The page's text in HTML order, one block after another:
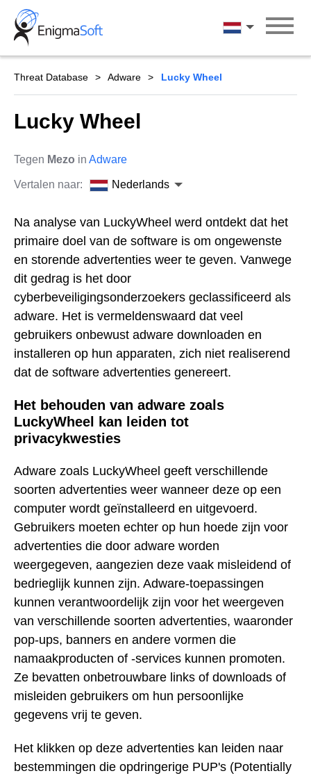
Skip
content
Nederlands
Threat Database Adware Lucky Wheel
Lucky Wheel
Tegen Mezo in Adware
Vertalen naar: Nederlands
Na analyse van LuckyWheel werd ontdekt dat het
primaire doel van de software is om ongewenste
en storende advertenties weer te geven. Vanwege
dit gedrag is het door
cyberbeveiligingsonderzoekers geclassificeerd als
adware. Het is vermeldenswaard dat veel
gebruikers onbewust adware downloaden en
installeren op hun apparaten, zich niet realiserend
dat de software advertenties genereert.
Het behouden van adware zoals
LuckyWheel kan leiden tot
privacykwesties
Adware zoals LuckyWheel geeft verschillende
soorten advertenties weer wanneer deze op een
computer wordt geïnstalleerd en uitgevoerd.
Gebruikers moeten echter op hun hoede zijn voor
advertenties die door adware worden
weergegeven, aangezien deze vaak misleidend of
bedrieglijk kunnen zijn. Adware-toepassingen
kunnen verantwoordelijk zijn voor het weergeven
van verschillende soorten advertenties, waaronder
pop-ups, banners en andere vormen die
namaakproducten of -services kunnen promoten.
Ze bevatten onbetrouwbare links of downloads of
misleiden gebruikers om hun persoonlijke
gegevens vrij te geven.
Het klikken op deze advertenties kan leiden naar
bestemmingen die opdringerige PUP's (Potentially